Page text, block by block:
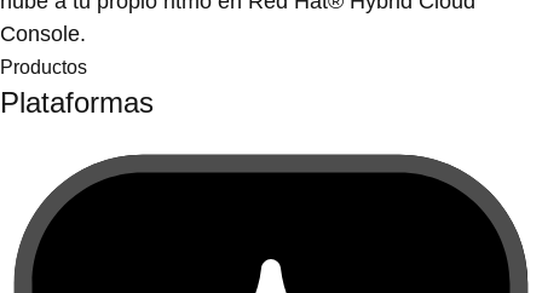
Console.
Productos
Plataformas